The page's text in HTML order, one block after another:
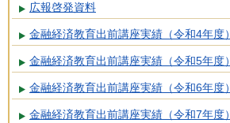
広報啓発資料
金融経済教育出前講座実績（令和4年度）
金融経済教育出前講座実績（令和5年度）
金融経済教育出前講座実績（令和6年度）
金融経済教育出前講座実績（令和7年度）